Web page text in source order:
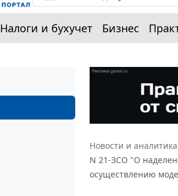
Налоги и бухучет Бизнес
Новости и аналитика
N 21-ЗСО "О
осуществлению